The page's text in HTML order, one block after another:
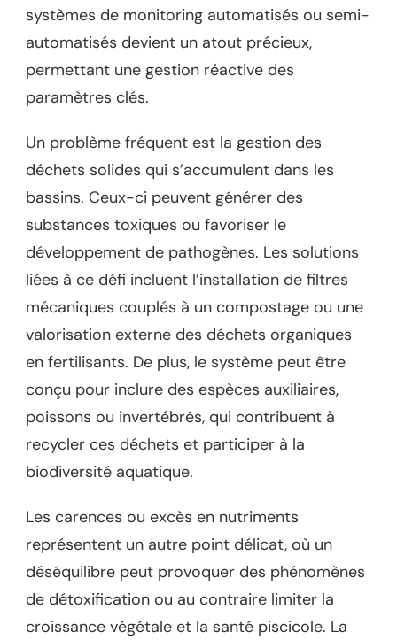
systèmes de monitoring automatisés ou semi-
automatisés devient un atout précieux,
permettant une gestion réactive des
paramètres clés.
Un problème fréquent est la gestion des
déchets solides qui s’accumulent dans les
bassins. Ceux-ci peuvent générer des
substances toxiques ou favoriser le
développement de pathogènes. Les solutions
liées à ce défi incluent l’installation de filtres
mécaniques couplés à un compostage ou une
valorisation externe des déchets organiques
en fertilisants. De plus, le système peut être
conçu pour inclure des espèces auxiliaires,
poissons ou invertébrés, qui contribuent à
recycler ces déchets et participer à la
biodiversité aquatique.
Les carences ou excès en nutriments
représentent un autre point délicat, où un
déséquilibre peut provoquer des phénomènes
de détoxification ou au contraire limiter la
croissance végétale et la santé piscicole. La